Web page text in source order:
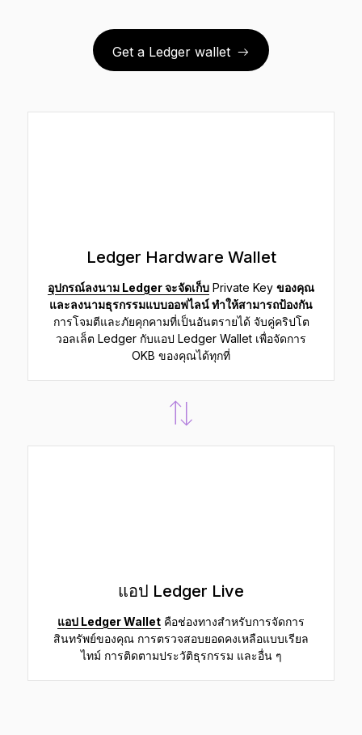
Get a Ledger wallet
Ledger Hardware Wallet
อุปกรณ์ลงนาม Ledger จะจัดเก็บ Private Key ของคุณ
และลงนามธุรกรรมแบบออฟไลน์ ทำให้สามารถป้องกัน
การโจมตีและภัยคุกคามที่เป็นอันตรายได้ จับคู่คริปโต
วอลเล็ต Ledger กับแอป Ledger Wallet เพื่อจัดการ
OKB ของคุณได้ทุกที่
แอป Ledger Live
แอป Ledger Wallet คือช่องทางสำหรับการจัดการ
สินทรัพย์ของคุณ การตรวจสอบยอดคงเหลือแบบเรียล
ไทม์ การติดตามประวัติธุรกรรม และอื่น ๆ